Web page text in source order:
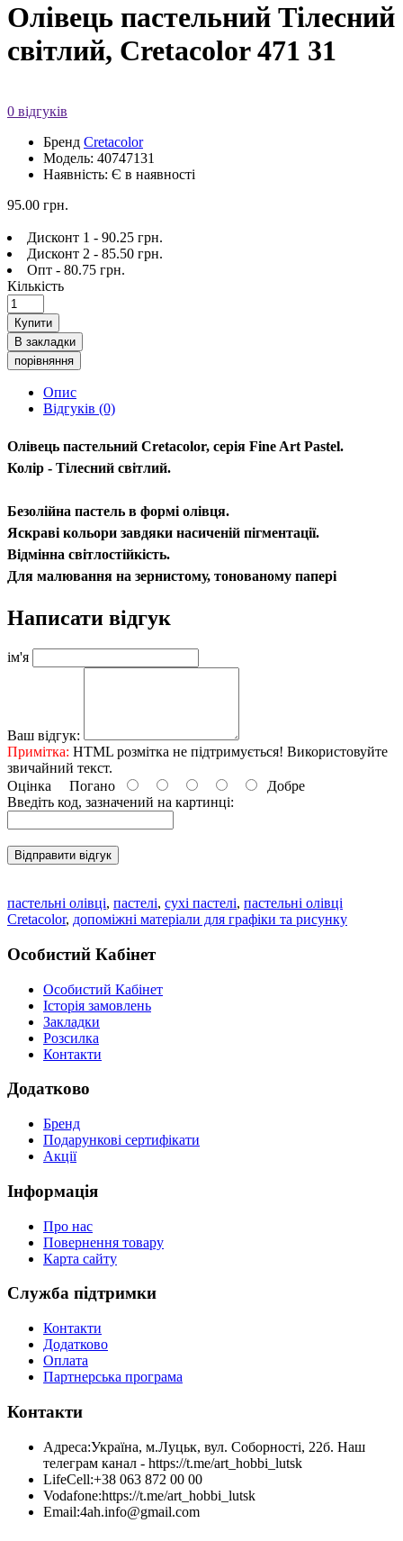
Олівець пастельний Тілесний
світлий, Cretacolor 471 31
0 відгуків
Бренд Cretacolor
Модель: 40747131
Наявність: Є в наявності
95.00 грн.
Дисконт 1 - 90.25 грн.
Дисконт 2 - 85.50 грн.
Опт - 80.75 грн.
Кількість
Купити
В закладки
порівняння
Опис
Відгуків (0)
Олівець пастельний Cretacolor, серія Fine Art Pastel.
Колір - Тілесний світлий.
Безолійна пастель в формі олівця.
Яскраві кольори завдяки насиченій пігментації.
Відмінна світлостійкість.
Для малювання на зернистому, тонованому папері
Написати відгук
ім'я
Ваш відгук:
Примітка: HTML розмітка не підтримується! Використовуйте
звичайний текст.
Оцінка Погано
Добре
Введіть код, зазначений на картинці:
Відправити відгук
пастельні олівці, пастелі, сухі пастелі, пастельні олівці
Cretacolor, допоміжні матеріали для графіки та рисунку
Особистий Кабінет
Особистий Кабінет
Історія замовлень
Закладки
Розсилка
Контакти
Додатково
Бренд
Подарункові сертифікати
Акції
Інформація
Про нас
Повернення товару
Карта сайту
Служба підтримки
Контакти
Додатково
Оплата
Партнерська програма
Контакти
Адреса:Україна, м.Луцьк, вул. Соборності, 22б. Наш
телеграм канал - https://t.me/art_hobbi_lutsk
LifeCell:+38 063 872 00 00
Vodafone:https://t.me/art_hobbi_lutsk
Email:4ah.info@gmail.com